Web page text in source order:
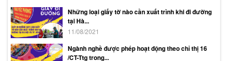
Những loại giấy tờ nào cần xuất trình khi đi đường
tại Hà...
11/08/2021
Ngành nghề được phép hoạt động theo chỉ thị 16
/CT-Ttg trong...